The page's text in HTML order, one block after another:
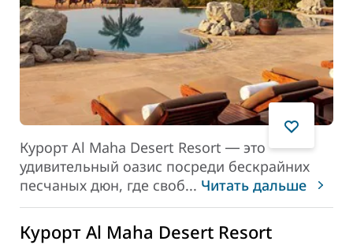
Курорт Al Maha Desert Resort ― это
удивительный оазис посреди бескрайних
песчаных дюн, где своб... Читать дальше
Курорт Al Maha Desert Resort